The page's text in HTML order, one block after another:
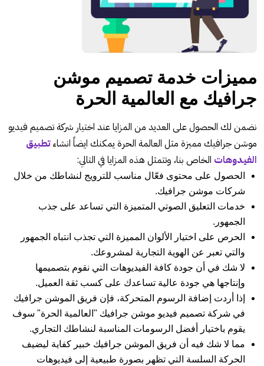
مميزات خدمة تصميم موشن
جرافيك مع العالمية الحرة
نضمن لك الحصول على العديد من المزايا عند اختيار شركة تصميم فيديو
موشن جرافيك مميزة مثل العالمة الحرة يمكنك ايضاً انشاءتطبيق
الفيدوهات الخاص بنا، وتتمثل هذه المزايا في التالي:
الحصول على محتوى فعّال مناسب للترويج لنشاطك من خلال
شركات موشن جرافيك.
خدمات التعليق الصوتي المتميزة التي تساعد على جذب
الجمهور.
الحرص على اختيار الألوان المميزة التي تجذب انتباه الجمهور
والتي تعبر عن الهوية التجارية لمشروعك.
لا شك في أن جودة كافة الفيديوهات التي نقوم بتصميمها
وإنتاجها هي جودة عالية تساعدك على كسب ثقة العميل.
إذا أردت إضافة الرسوم المتحركة، فإن فريق الموشن جرافيك
في شركة تصميم فيديو موشن جرافيك "العالمية الحرة" سوف
يقوم باختيار أفضل الرسومات المناسبة لنشاطك التجاري.
مما لا شك فيه أن فريق الموشن جرافيك خبير كفاية ليضيف
الحركة السلسة التي تظهر بصورة طبيعية إلى فيديوهات